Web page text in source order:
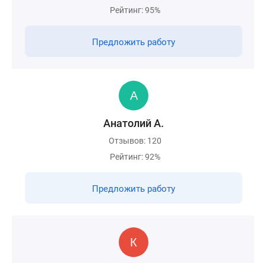
Рейтинг: 95%
Предложить работу
Анатолий А.
Отзывов: 120
Рейтинг: 92%
Предложить работу